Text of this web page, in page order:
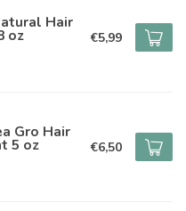
Hair
oz €5,99
Gro Hair
5 oz €6,50